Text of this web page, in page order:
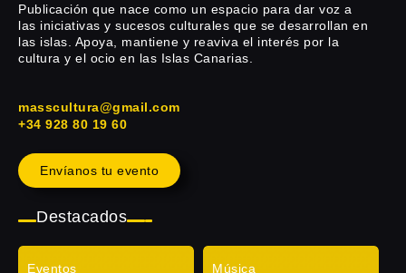
Publicación que nace como un espacio para dar voz a
las iniciativas y sucesos culturales que se desarrollan en
las islas. Apoya, mantiene y reaviva el interés por la
cultura y el ocio en las Islas Canarias.
masscultura@gmail.com
+34 928 80 19 60
Envíanos tu evento
Destacados
Eventos Música